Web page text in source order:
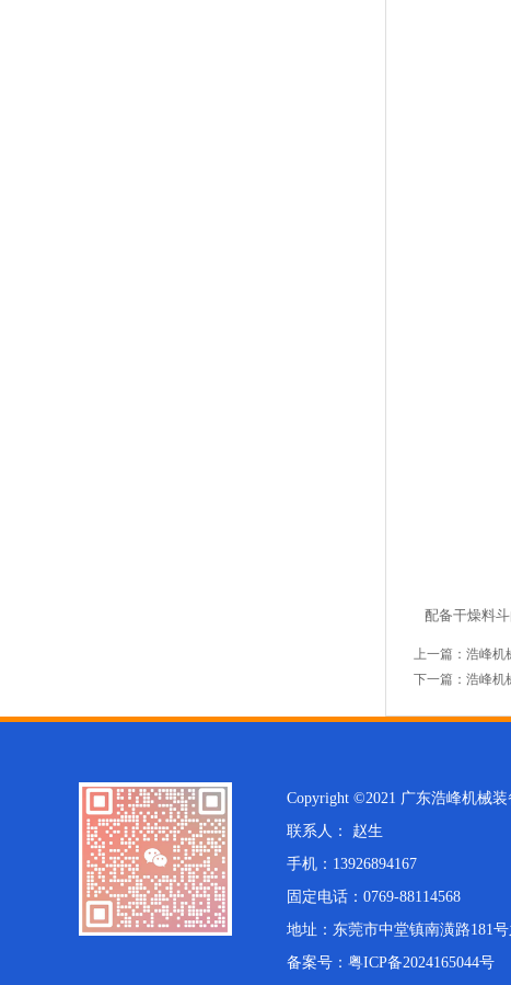
配备干燥料
上一篇： 浩峰机
下一篇： 浩峰机
Copyright ©2021 广东浩峰机械
联系人： 赵生
手机：13926894167
固定电话：0769-88114568
地址：东莞市中堂镇南潢路181号
备案号： 粤ICP备2024165044号